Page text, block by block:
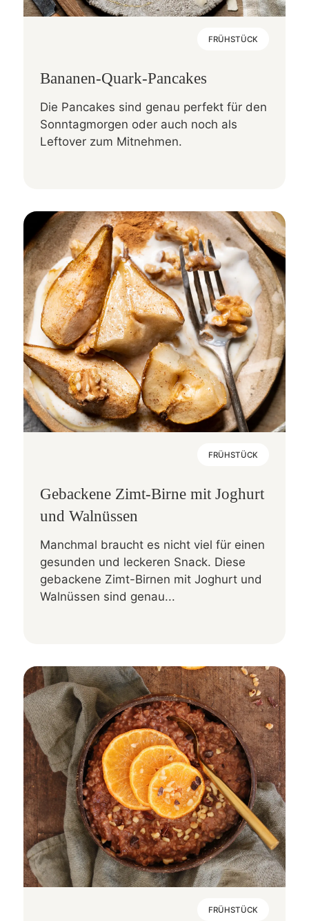
FRÜHSTÜCK
Bananen-Quark-Pancakes
Die Pancakes sind genau perfekt für den
Sonntagmorgen oder auch noch als
Leftover zum Mitnehmen.
FRÜHSTÜCK
Gebackene Zimt-Birne mit Joghurt
und Walnüssen
Manchmal braucht es nicht viel für einen
gesunden und leckeren Snack. Diese
gebackene Zimt-Birnen mit Joghurt und
Walnüssen sind genau...
FRÜHSTÜCK